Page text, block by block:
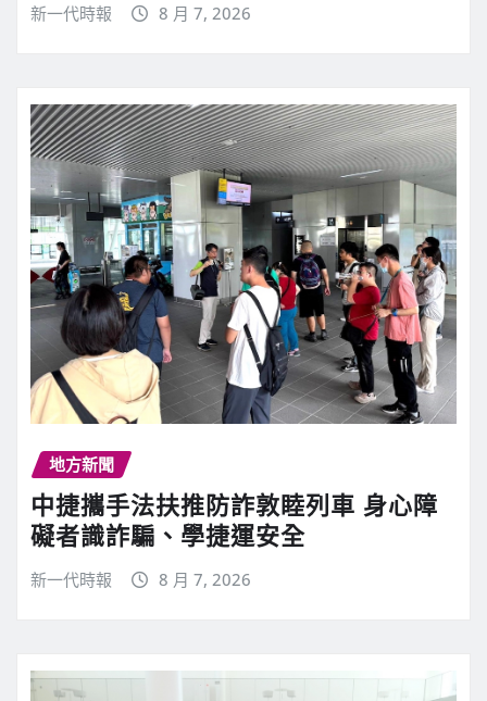
新一代時報 8 月 7, 2026
地方新聞
中捷攜手法扶推防詐敦睦列車 身心障
礙者識詐騙、學捷運安全
新一代時報 8 月 7, 2026